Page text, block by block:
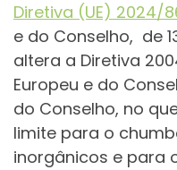
Diretiva (UE) 2024/
e do Conselho, de
altera a Diretiva
Europeu e do
do Conselho, no
limite para o
inorgânicos e para